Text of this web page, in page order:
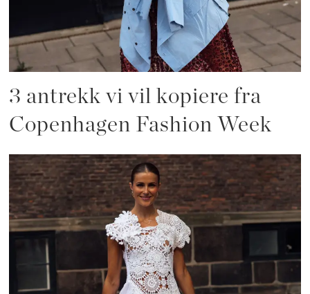
3 antrekk vi vil kopiere fra
Copenhagen Fashion Week